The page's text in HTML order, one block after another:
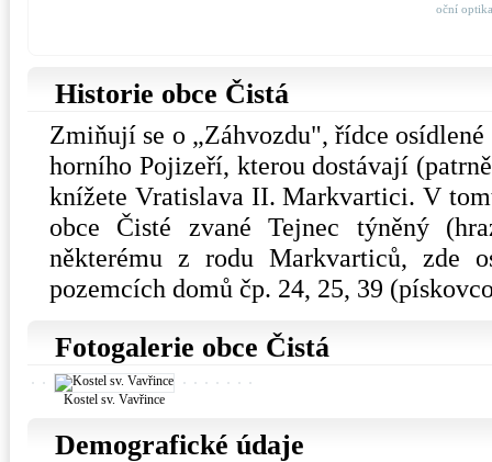
oční
Historie obce Čistá
Zmiňují se o „Záhvozdu", řídce osídlené
horního Pojizeří, kterou dostávají
knížete Vratislava II. Markvartici. V
obce Čisté zvané Tejnec týněný
některému z rodu Markvarticů, zde
pozemcích domů čp. 24, 25, 39
Fotogalerie obce Čistá
Kostel sv. Vavřince
Demografické údaje